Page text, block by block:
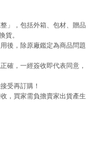
」，包括外箱、包材、贈品
貨。
後，除原廠鑑定為商品問題
確，一經簽收即代表同意，
受再訂購！
，買家需負擔賣家出貨產生